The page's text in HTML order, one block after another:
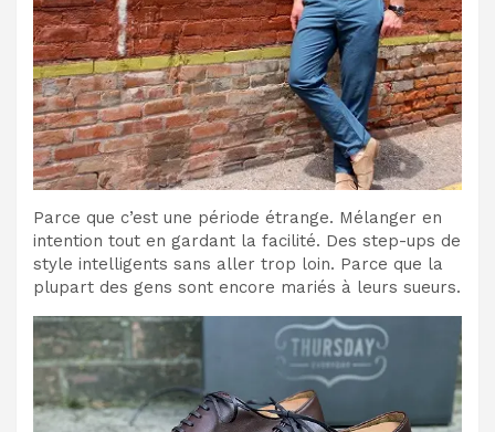
Parce que c’est une période étrange. Mélanger en
intention tout en gardant la facilité. Des step-ups de
style intelligents sans aller trop loin. Parce que la
plupart des gens sont encore mariés à leurs sueurs.